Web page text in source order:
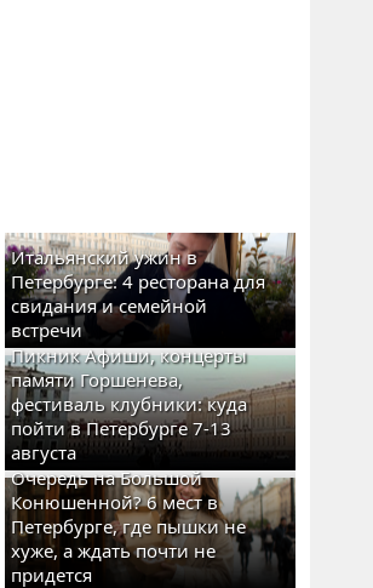
Итальянский ужин в
Петербурге: 4 ресторана для
свидания и семейной
встречи
Пикник Афиши, концерты
памяти Горшенева,
фестиваль клубники: куда
пойти в Петербурге 7-13
августа
Очередь на Большой
Конюшенной? 6 мест в
Петербурге, где пышки не
хуже, а ждать почти не
придется